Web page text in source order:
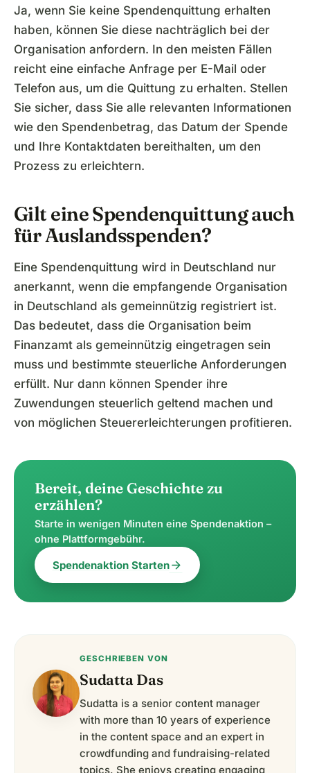
Ja, wenn Sie keine Spendenquittung erhalten
haben, können Sie diese nachträglich bei der
Organisation anfordern. In den meisten Fällen
reicht eine einfache Anfrage per E-Mail oder
Telefon aus, um die Quittung zu erhalten. Stellen
Sie sicher, dass Sie alle relevanten Informationen
wie den Spendenbetrag, das Datum der Spende
und Ihre Kontaktdaten bereithalten, um den
Prozess zu erleichtern.
Gilt eine Spendenquittung auch
für Auslandsspenden?
Eine Spendenquittung wird in Deutschland nur
anerkannt, wenn die empfangende Organisation
in Deutschland als gemeinnützig registriert ist.
Das bedeutet, dass die Organisation beim
Finanzamt als gemeinnützig eingetragen sein
muss und bestimmte steuerliche Anforderungen
erfüllt. Nur dann können Spender ihre
Zuwendungen steuerlich geltend machen und
von möglichen Steuererleichterungen profitieren.
Bereit, deine Geschichte zu
erzählen?
Starte in wenigen Minuten eine Spendenaktion –
ohne Plattformgebühr.
Spendenaktion Startenarrow_forward
GESCHRIEBEN VON
Sudatta Das
Sudatta is a senior content manager
with more than 10 years of experience
in the content space and an expert in
crowdfunding and fundraising-related
topics. She enjoys creating engaging